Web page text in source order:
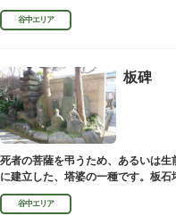
民主党の初代総裁となり、日本とソ
谷中エリア
板碑
死者の菩薩を弔うため、あるいは
に建立した、塔婆の一種です。板石
谷中エリア